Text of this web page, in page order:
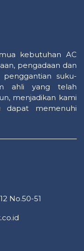
kebutuhan AC
pengadaan dan
suku-
ahli yang telah
menjadikan kami
dapat memenuhi
No.50-51